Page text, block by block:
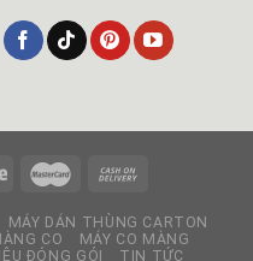
MÁY DÁN THÙNG CARTON
CO
MÁY CO MÀNG
ĐÓNG GÓI TIN TỨC